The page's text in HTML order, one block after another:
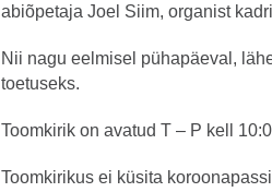
abiõpetaja Joel Siim, organist
Nii nagu eelmisel pühapäeval,
toetuseks.
Toomkirik on avatud T – P kell
Toomkirikus ei küsita